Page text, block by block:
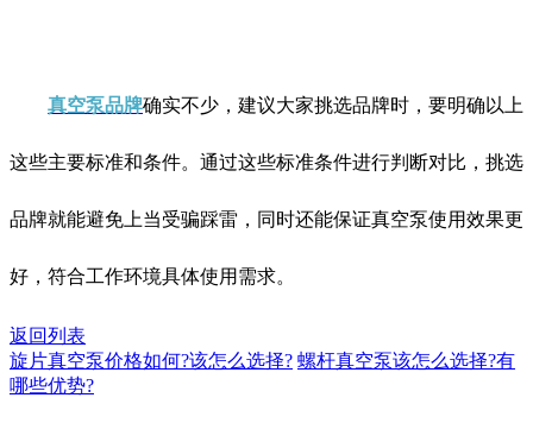
真空泵品牌确实不少，建议大家挑选品牌时，要明确以上
这些主要标准和条件。通过这些标准条件进行判断对比，挑选
品牌就能避免上当受骗踩雷，同时还能保证真空泵使用效果更
好，符合工作环境具体使用需求。
返回列表
旋片真空泵价格如何?该怎么选择? 螺杆真空泵该怎么选择?有
哪些优势?